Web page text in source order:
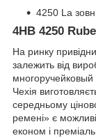
4250 La
4HB 4250
На ринку
залежить від
Чехія
середньому
ремені» є
економ і